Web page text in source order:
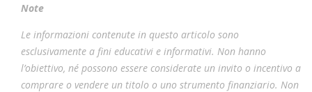
Note
Le informazioni contenute in questo articolo sono
esclusivamente a fini educativi e informativi. Non hanno
l’obiettivo, né possono essere considerate un invito o incentivo a
comprare o vendere un titolo o uno strumento finanziario. Non